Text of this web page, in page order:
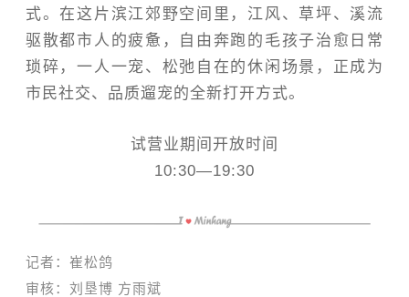
式。在这片滨江郊野空间里，江风、草坪、溪流
驱散都市人的疲惫，自由奔跑的毛孩子治愈日常
琐碎，一人一宠、松弛自在的休闲场景，正成为
市民社交、品质遛宠的全新打开方式。
试营业期间开放时间
10:30—19:30
记者：崔松鸽
审核：刘垦博 方雨斌